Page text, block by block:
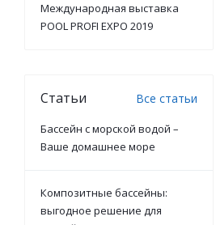
Международная выставка
POOL PROFI EXPO 2019
Статьи Все статьи
Бассейн с морской водой –
Ваше домашнее море
Композитные бассейны:
выгодное решение для